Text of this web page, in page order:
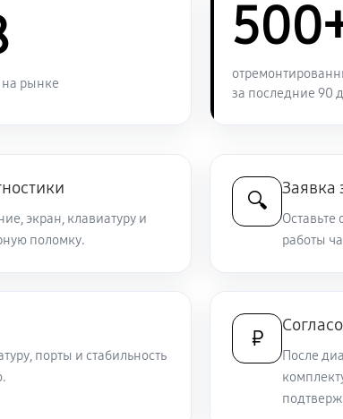
1790 руб
VAIO SV-S1512X1R
S1512X1R 1270 руб
1190 руб
VAIO SV-S1512X1R 870 руб
на рынке
за последние 90
экран, клавиатуру и
поломку.
🔍
Заявка
Оставьте
работы
порты и стабильность
₽
После